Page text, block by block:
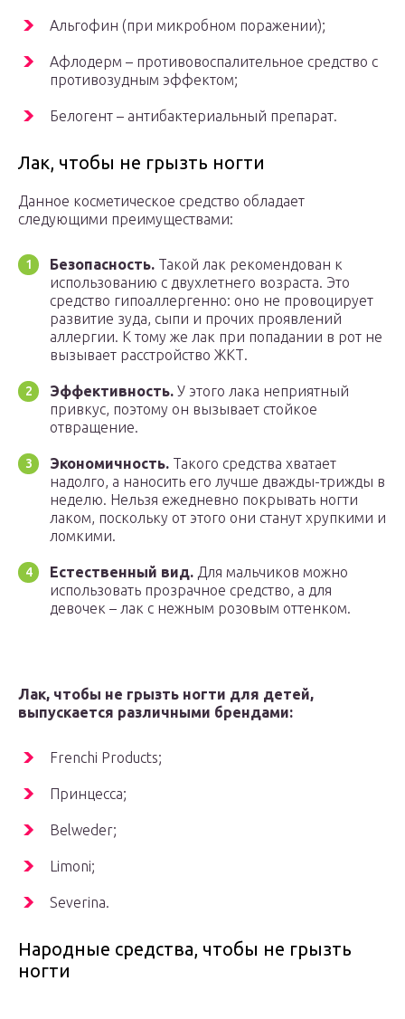
Альгофин (при микробном поражении);
Афлодерм – противовоспалительное средство с
противозудным эффектом;
Белогент – антибактериальный препарат.
Лак, чтобы не грызть ногти
Данное косметическое средство обладает
следующими преимуществами:
Безопасность. Такой лак рекомендован к
использованию с двухлетнего возраста. Это
средство гипоаллергенно: оно не провоцирует
развитие зуда, сыпи и прочих проявлений
аллергии. К тому же лак при попадании в рот не
вызывает расстройство ЖКТ.
Эффективность. У этого лака неприятный
привкус, поэтому он вызывает стойкое
отвращение.
Экономичность. Такого средства хватает
надолго, а наносить его лучше дважды-трижды в
неделю. Нельзя ежедневно покрывать ногти
лаком, поскольку от этого они станут хрупкими и
ломкими.
Естественный вид. Для мальчиков можно
использовать прозрачное средство, а для
девочек – лак с нежным розовым оттенком.
Лак, чтобы не грызть ногти для детей,
выпускается различными брендами:
Frenchi Products;
Принцесса;
Belweder;
Limoni;
Severina.
Народные средства, чтобы не грызть
ногти